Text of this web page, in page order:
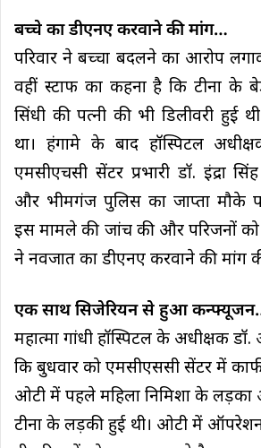
बच्चे का डीएनए करवाने की मांग…
परिवार ने बच्चा बदलने का आरोप
वहीं स्टाफ का कहना है कि टीना के
सिंधी की पत्नी की भी डिलीवरी
था। हंगामे के बाद हॉस्पिटल
एमसीएचसी सेंटर प्रभारी डॉ. इंद्रा
और भीमगंज पुलिस का जाप्ता मौके
इस मामले की जांच की और परिजनों को
ने नवजात का डीएनए करवाने की मांग
एक साथ सिजेरियन से हुआ
महात्मा गांधी हॉस्पिटल के अधीक्षक
कि बुधवार को एमसीएससी सेंटर में
ओटी में पहले महिला निमिशा के
टीना के लड़की हुई थी। ओटी में